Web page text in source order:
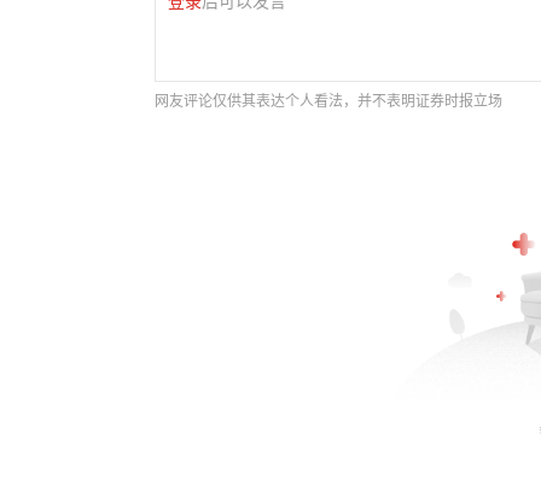
网友评论仅供其表达个人看法，并不表明证券时报立场